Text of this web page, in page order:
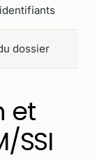
dossier
et
SSI